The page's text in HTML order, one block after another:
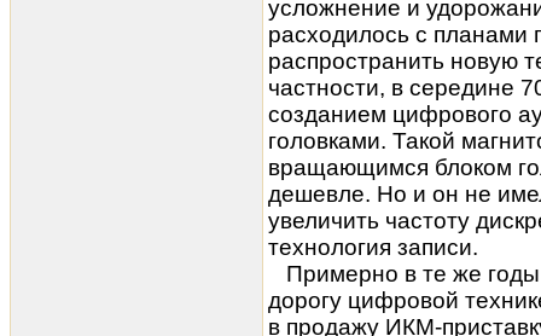
усложнение и
расходилось с планами
распространить новую
частности, в середине
созданием цифрового
головками. Такой
вращающимся блоком
дешевле. Но и он не
увеличить частоту
технология записи.
Примерно в те же годы
дорогу цифровой
в продажу ИКМ-